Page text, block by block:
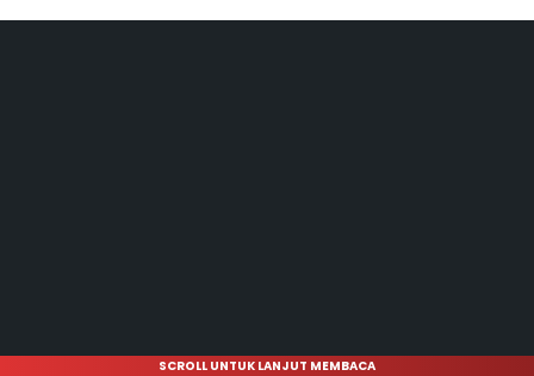
SCROLL UNTUK LANJUT MEMBACA